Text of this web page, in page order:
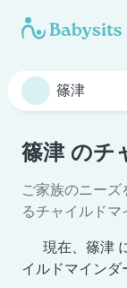
篠津 のチ
ご家族のニー
るチャイルドマ
現在、篠津
イルドマインダ